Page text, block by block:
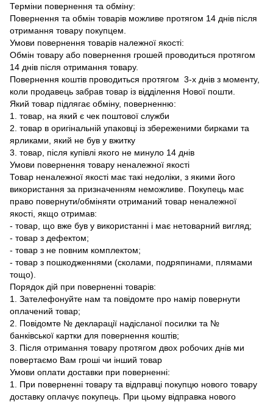
Терміни повернення та обміну:
Повернення та обмін товарів можливе протягом 14 днів після
отримання товару покупцем.
Умови повернення товарів належної якості:
Обмін товару або повернення грошей проводиться протягом
14 днів після отримання товару.
Повернення коштів проводиться протягом 3-х днів з моменту,
коли продавець забрав товар із відділення Нової пошти.
Який товар підлягає обміну, поверненню:
1. товар, на який є чек поштової служби
2. товар в оригінальній упаковці із збереженими бирками та
ярликами, який не був у вжитку
3. товар, після купівлі якого не минуло 14 днів
Умови повернення товару неналежної якості
Товар неналежної якості має такі недоліки, з якими його
використання за призначенням неможливе. Покупець має
право повернути/обміняти отриманий товар неналежної
якості, якщо отримав:
- товар, що вже був у використанні і має нетоварний вигляд;
- товар з дефектом;
- товар з не повним комплектом;
- товар з пошкодженнями (сколами, подряпинами, плямами
тощо).
Порядок дій при поверненні товарів:
1. Зателефонуйте нам та повідомте про намір повернути
оплачений товар;
2. Повідомте № декларації надісланої посилки та №
банківської картки для повернення коштів;
3. Після отримання товару протягом двох робочих днів ми
повертаємо Вам гроші чи інший товар
Умови оплати доставки при поверненні:
1. При поверненні товару та відправці покупцю нового товару
доставку оплачує покупець. При цьому відправка нового